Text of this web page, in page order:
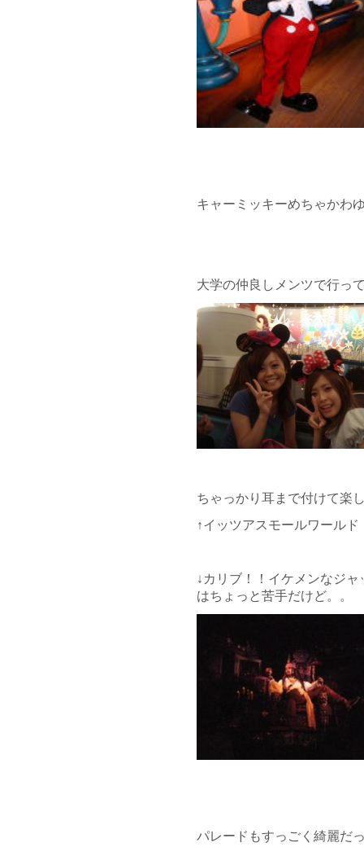
キャーミッキーめちゃかわ
大学の仲良しメンツで行っ
ちゃっかり耳まで付けて楽
↑イッツアスモールワールド
↓カリブ！！イケメンなジ
はちょっと苦手だけど。。
パレードもすっごく綺麗